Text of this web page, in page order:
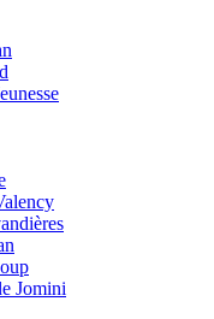
Jomini